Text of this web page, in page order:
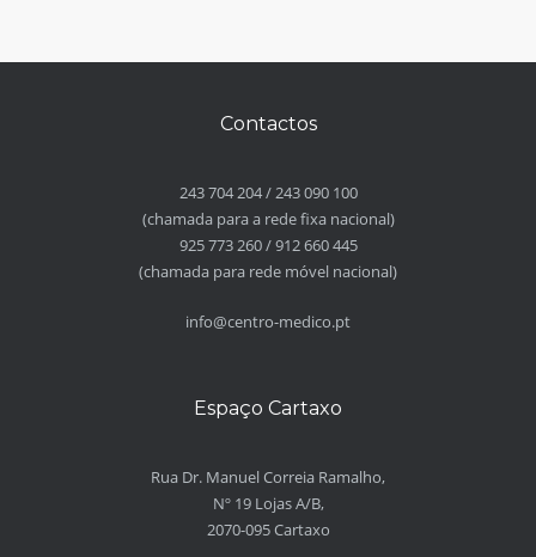
Contactos
243 704 204/243 090 100
(chamada para a rede fixa nacional)
925 773 260/912 660 445
(chamada para rede móvel nacional)
info@centro-medico.pt
Espaço Cartaxo
Rua Dr. Manuel Correia Ramalho,
Nº 19 Lojas A/B,
2070-095 Cartaxo